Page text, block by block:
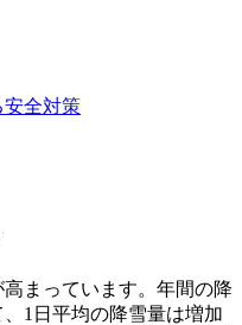
まっています。年間の降
1日平均の降雪量は増加